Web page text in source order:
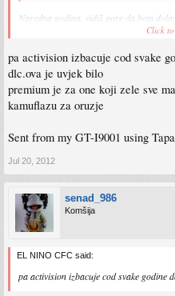
Naredna godina, vidiš gore da beta
http://www.develop-online.net/news/
projects
Epic također ima pre alpha kitove za
Pa i jesu uzeli "fazon" coda, a i očito im
Cod dolazi svake godine, dok ea fura
korisnika*50eura(- marže distributera)
Evo gledam najaviše ovaj armored kill
Života mi da ga upalim, ne znam bi li
platiš pa otključaš sve kitove, ma krava
Click to
pa activision izbacuje cod svake
dlc.ova je uvjek bilo
premium je za one koji zele sve
kamuflazu za oruzje
Sent from my GT-I9001 using
Jul 20, 2012
senad_986
Komšija
EL NINO CFC said:
pa activision izbacuje cod svake godine